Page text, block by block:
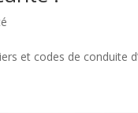
et codes de conduite